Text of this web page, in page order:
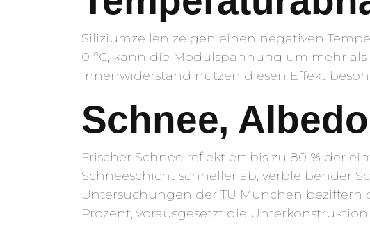
Siliziumzellen zeigen einen negativen
0 °C, kann die Modulspannung um mehr
Innenwiderstand nutzen diesen Effekt
Schnee,
Frischer Schnee reflektiert bis zu 80 % der
Schneeschicht schneller ab; verbleibender
Untersuchungen der TU München
Prozent, vorausgesetzt die